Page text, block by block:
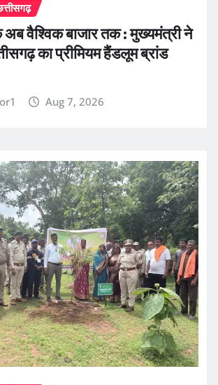
वैश्विक बाजार तक : मुख्यमंत्री ने
का प्रीमियम हैंडलूम ब्रांड
Aug 7, 2026